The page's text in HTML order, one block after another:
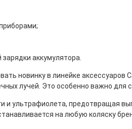
аккумулятора.
новинку в линейке аксессуаров
лучей. Это особенно важно для
и ультрафиолета, предотвращая
на любую коляску